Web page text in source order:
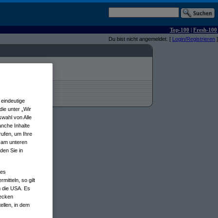
Top-100 | Fresh-100
Du bist nicht angemeldet. [ Login/Registrieren ]
unter „Wir
von Alle
Inhalte
um Ihre
unteren
Sie in
so gilt
die USA. Es
in dem